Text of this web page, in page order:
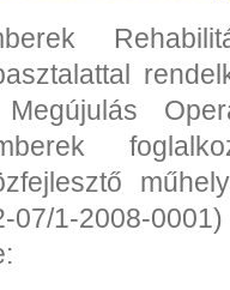
07/1-2008-